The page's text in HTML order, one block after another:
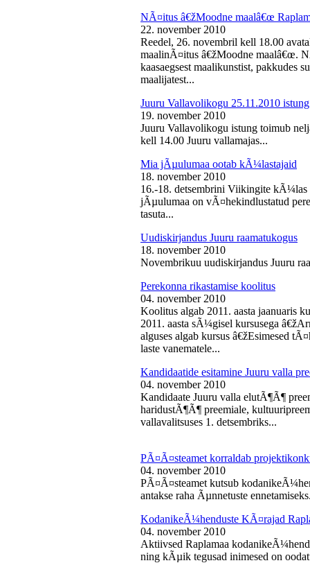
NÃ¤itus â€žMoodne maalâ€œ
22. november 2010
Reedel, 26. novembril kell 18.00
maalinÃ¤itus â€žMoodne maalâ€œ.
kaasaegsest maalikunstist, pakkudes
maalijatest...
Juuru Vallavolikogu 25.11.2010 istung
19. november 2010
Juuru Vallavolikogu istung toimub
kell 14.00 Juuru vallamajas...
Mia jÃµulumaa ootab kÃ¼lastajaid
18. november 2010
16.-18. detsembrini Viikingite
jÃµulumaa on vÃ¤hekindlustatud
tasuta...
Uudiskirjandus Juuru raamatukogus
18. november 2010
Novembrikuu uudiskirjandus Juuru
Perekonna rikastamise koolitus
04. november 2010
Koolitus algab 2011. aasta jaanuaris
2011. aasta sÃ¼gisel kursusega
alguses algab kursus â€žEsimesed
laste vanematele...
Kandidaatide esitamine Juuru valla
04. november 2010
Kandidaate Juuru valla elutÃ¶Ã¶
haridustÃ¶Ã¶ preemiale,
vallavalitsuses 1. detsembriks...
PÃ¤Ã¤steamet korraldab
04. november 2010
PÃ¤Ã¤steamet kutsub
antakse raha Ãµnnetuste
KodanikeÃ¼henduste KÃ¤rajad
04. november 2010
Aktiivsed Raplamaa
ning kÃµik tegusad inimesed on